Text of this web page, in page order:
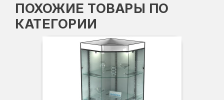
ПОХОЖИЕ ТОВАРЫ ПО
КАТЕГОРИИ